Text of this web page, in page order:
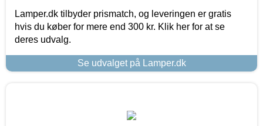
Lamper.dk tilbyder prismatch, og leveringen er gratis
hvis du køber for mere end 300 kr. Klik her for at se
deres udvalg.
Se udvalget på Lamper.dk